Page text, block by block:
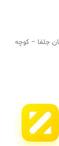
جلفا – کوچه